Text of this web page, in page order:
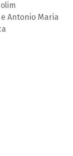
Antonio Maria